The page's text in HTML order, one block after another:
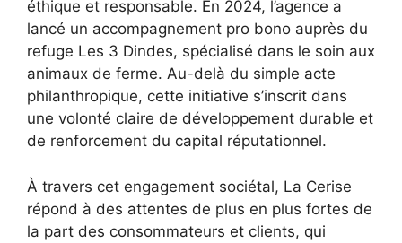
éthique et responsable. En 2024, l’agence a
lancé un accompagnement pro bono auprès du
refuge Les 3 Dindes, spécialisé dans le soin aux
animaux de ferme. Au-delà du simple acte
philanthropique, cette initiative s’inscrit dans
une volonté claire de développement durable et
de renforcement du capital réputationnel.
À travers cet engagement sociétal, La Cerise
répond à des attentes de plus en plus fortes de
la part des consommateurs et clients, qui